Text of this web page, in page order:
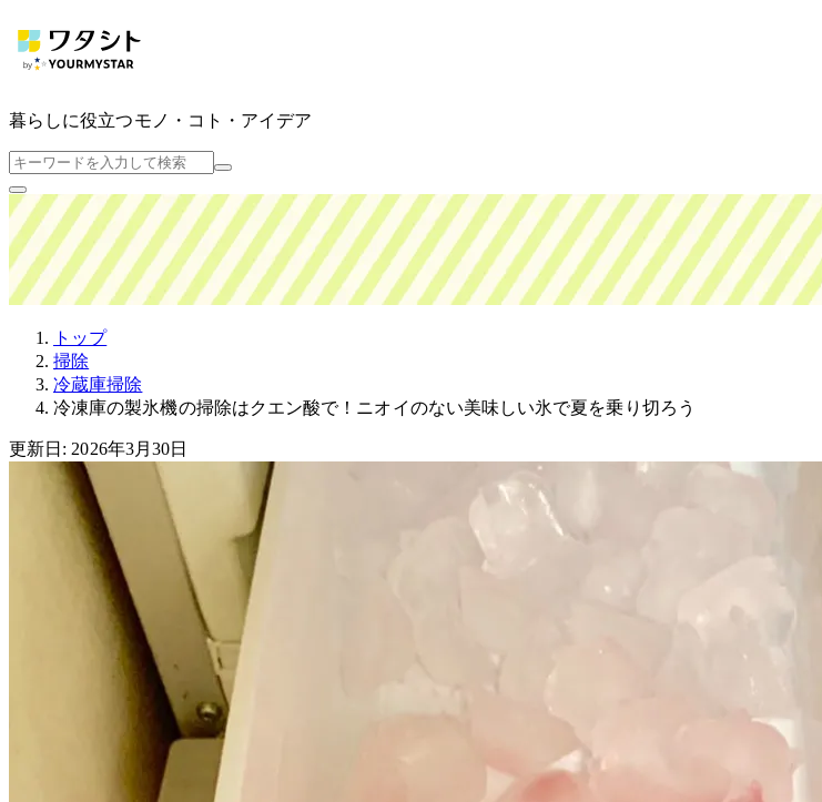
暮らしに役立つモノ・コト・アイデア
トップ
掃除
冷蔵庫掃除
冷凍庫の製氷機の掃除はクエン酸で！ニオイのない美味しい氷で夏を乗り切ろう
更新日: 2026年3月30日